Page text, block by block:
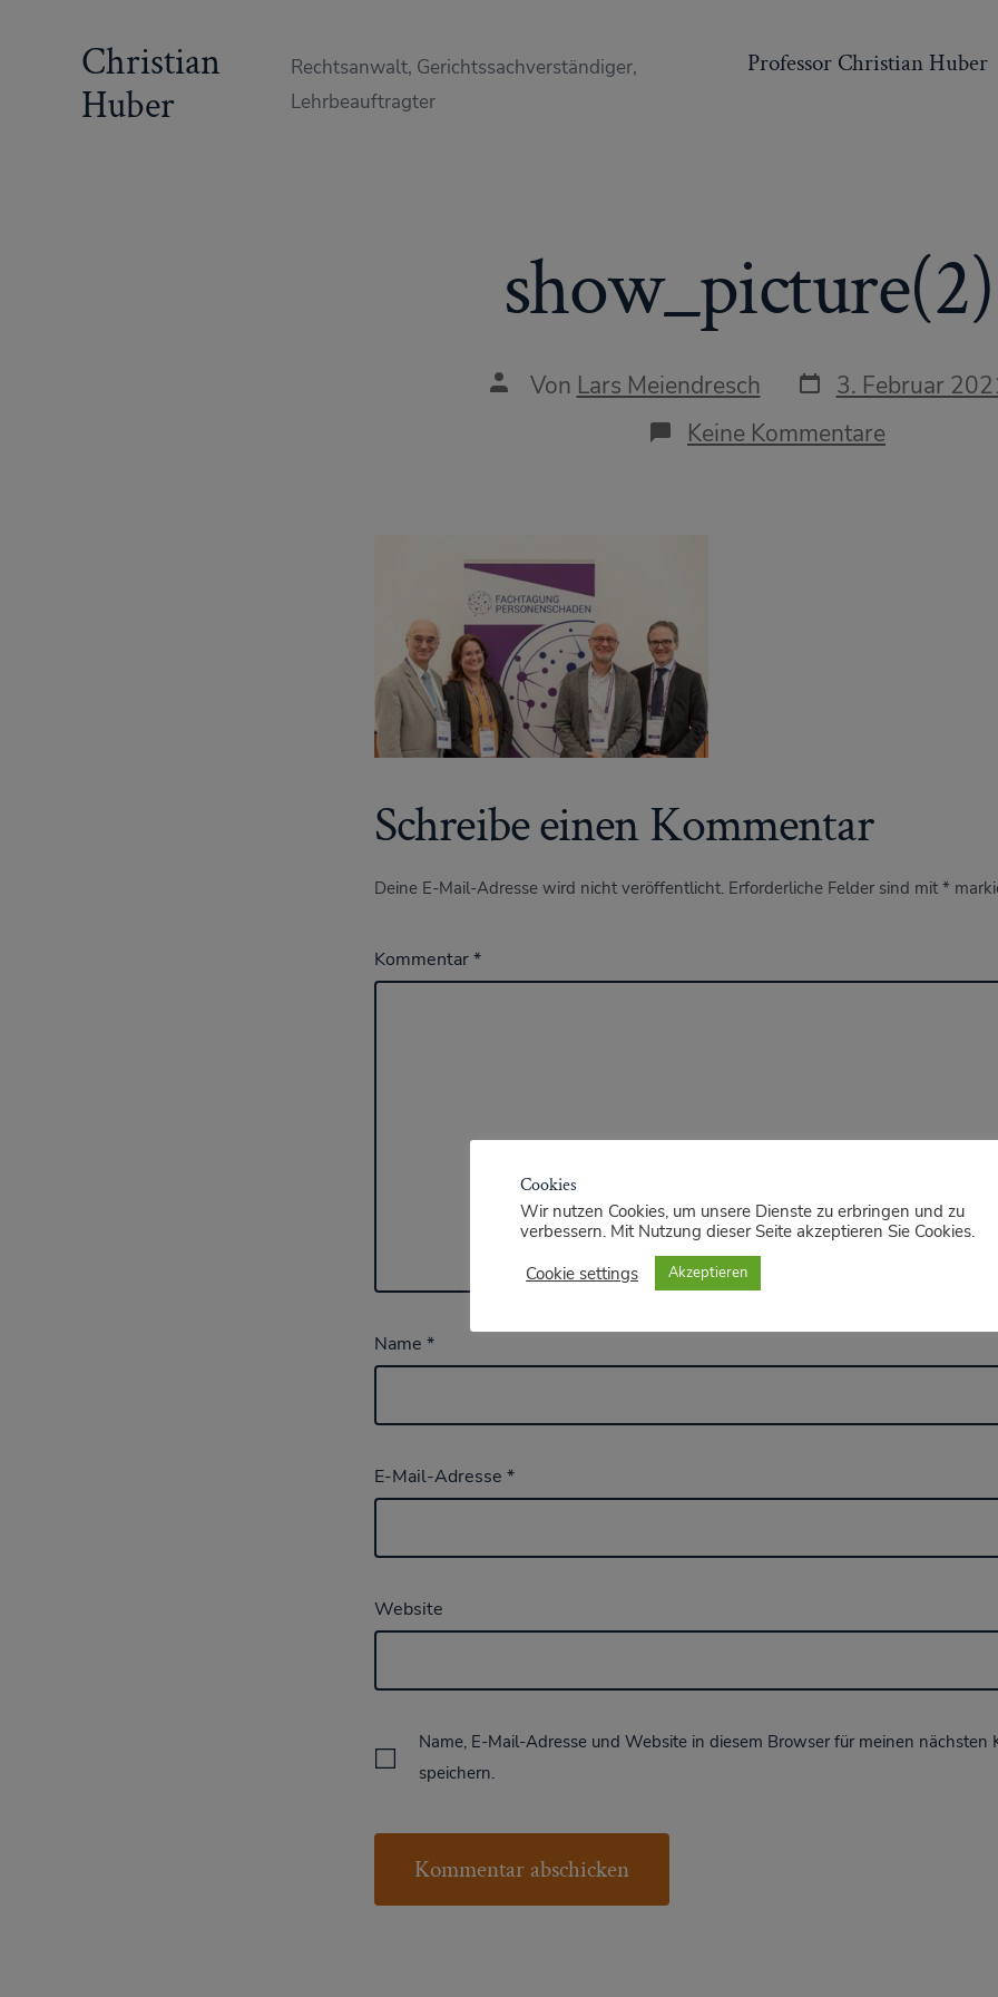
Christian
Huber
Rechtsanwalt, Gerichtssachverständiger,
Lehrbeauftragter
Professor Christian Huber
show_picture(2)
AutorVon Lars Meiendresch Datum
des
Beitrags
3. Februar
Keine Kommentare
Schreibe einen Kommentar
Deine E-Mail-Adresse wird nicht veröffentlicht. Erforderliche Felder sind mit *
Kommentar*
Name *
E-Mail-Adresse *
Website
Name, E-Mail-Adresse und Website in diesem Browser für meinen nächsten
speichern.
Cookies
Wir nutzen Cookies, um unsere Dienste zu erbringen und zu
verbessern. Mit Nutzung dieser Seite akzeptieren Sie Cookies.
Cookie settings
Akzeptieren